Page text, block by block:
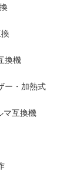
換機
ー・加熱式
マ互換機